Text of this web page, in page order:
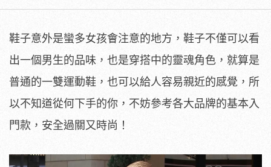
鞋子意外是蠻多女孩會注意的地方，鞋子不僅可以看
出一個男生的品味，也是穿搭中的靈魂角色，就算是
普通的一雙運動鞋，也可以給人容易親近的感覺，所
以不知道從何下手的你，不妨參考各大品牌的基本入
門款，安全過關又時尚！